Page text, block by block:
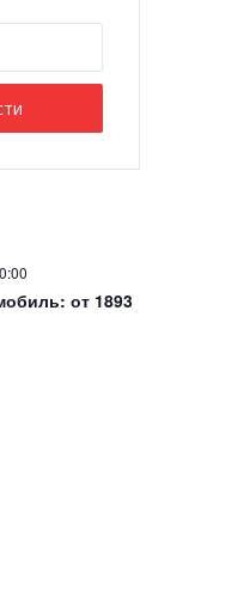
от 1893